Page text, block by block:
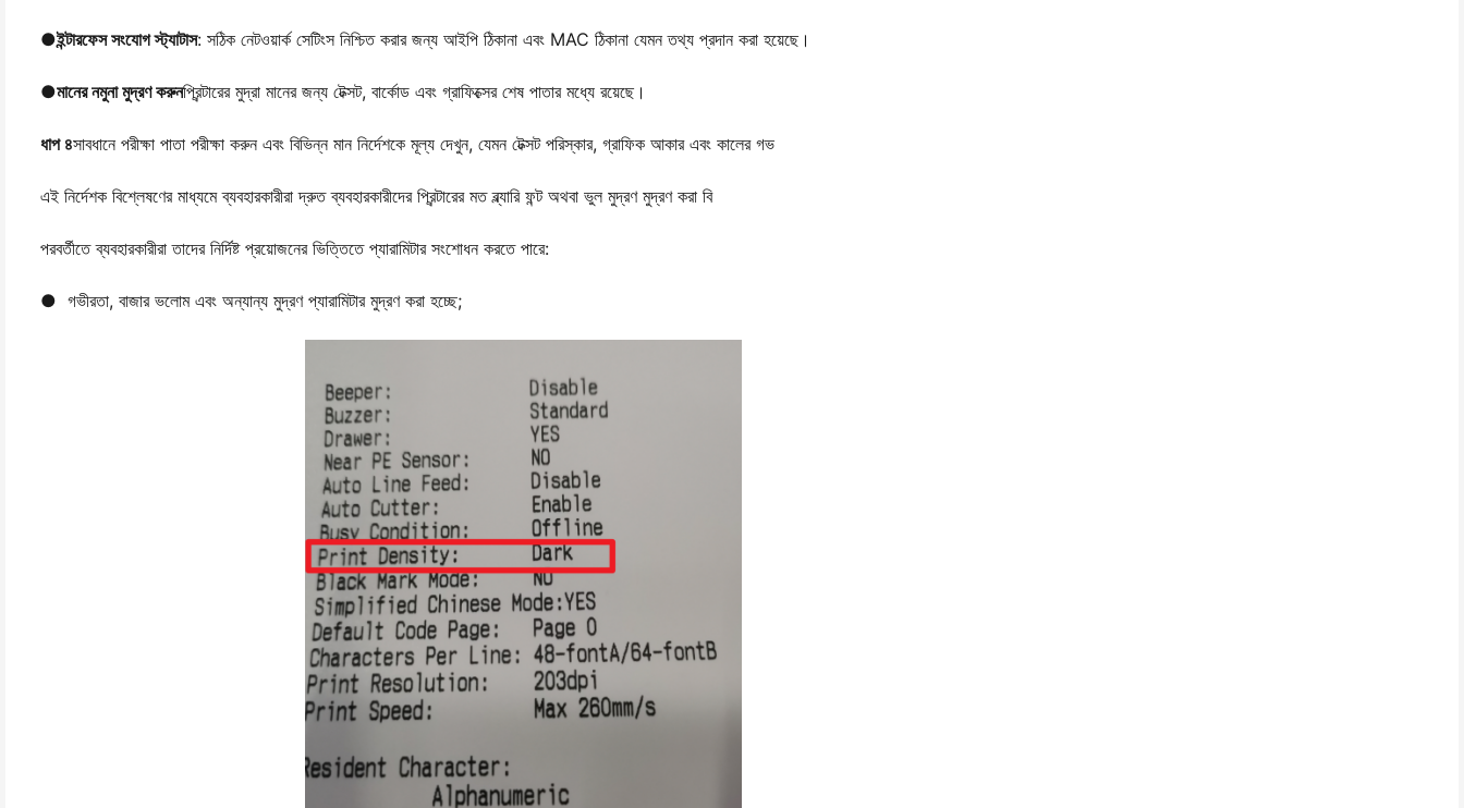
●ইন্টারফেস সংযোগ স্ট্যাটাস: সঠিক নেটওয়ার্ক সেটিংস নিশ্চিত করার জন্য আইপি ঠিকানা এবং MAC ঠিকানা যেমন তথ্য প্রদান করা হয়েছে।
●মানের নমুনা মুদ্রণ করুনপ্রিন্টারের মুদ্রা মানের জন্য টেক্সট, বার্কোড এবং গ্রাফিক্সের শেষ পাতার মধ্যে রয়েছে।
ধাপ ৪সাবধানে পরীক্ষা পাতা পরীক্ষা করুন এবং বিভিন্ন মান নির্দেশকে মূল্য দেখুন, যেমন টেক্সট পরিস্কার, গ্রাফিক আকার এবং কালের গভ
এই নির্দেশক বিশ্লেষণের মাধ্যমে ব্যবহারকারীরা দ্রুত ব্যবহারকারীদের প্রিন্টারের মত ব্ল্যারি ফন্ট অথবা ভুল মুদ্রণ মুদ্রণ করা বি
পরবর্তীতে ব্যবহারকারীরা তাদের নির্দিষ্ট প্রয়োজনের ভিত্তিতে প্যারামিটার সংশোধন করতে পারে:
● গভীরতা, বাজার ভলোম এবং অন্যান্য মুদ্রণ প্যারামিটার মুদ্রণ করা হচ্ছে;